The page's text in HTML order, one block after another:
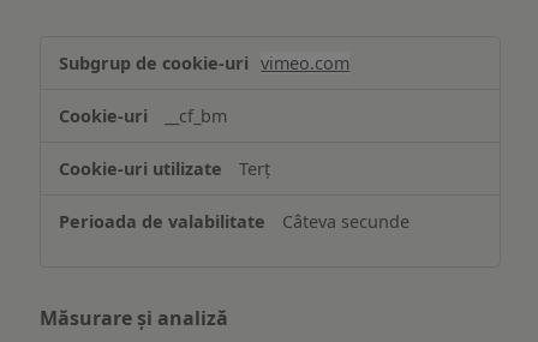
Asigurarea
funcționalităților
website-
ului
vimeo.com
__cf_bm
Terț
Câteva secunde
Măsurare și analiză